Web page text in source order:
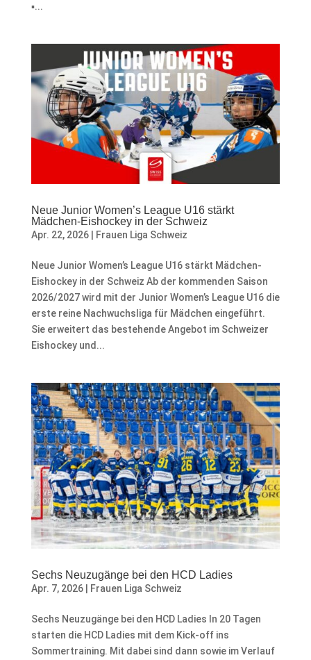
▪️...
Neue Junior Women’s League U16 stärkt
Mädchen-Eishockey in der Schweiz
Apr. 22, 2026| Frauen Liga Schweiz
Neue Junior Women’s League U16 stärkt Mädchen-
Eishockey in der Schweiz Ab der kommenden Saison
2026/2027 wird mit der Junior Women’s League U16 die
erste reine Nachwuchsliga für Mädchen eingeführt.
Sie erweitert das bestehende Angebot im Schweizer
Eishockey und...
Sechs Neuzugänge bei den HCD Ladies
Apr. 7, 2026| Frauen Liga Schweiz
Sechs Neuzugänge bei den HCD Ladies In 20 Tagen
starten die HCD Ladies mit dem Kick-off ins
Sommertraining. Mit dabei sind dann sowie im Verlauf